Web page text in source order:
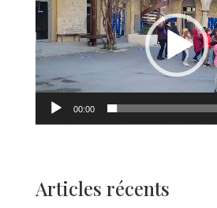
00:00
Articles récents